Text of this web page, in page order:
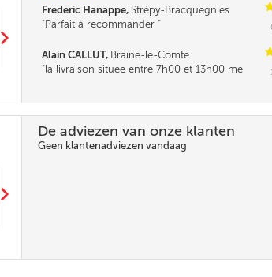
Gratis
m
Frederic Hanappe, Strépy-Bracquegnies
Parfait à recommander
Alain CALLUT, Braine-le-Comte
la livraison situee entre 7h00 et 13h00 me
m
De adviezen van onze klanten
Geen klantenadviezen vandaag